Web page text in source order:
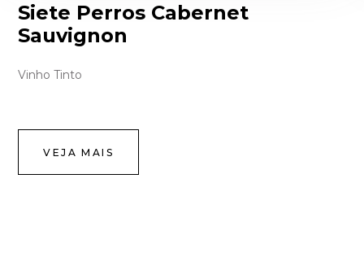
Siete Perros Cabernet
Sauvignon
Vinho Tinto
VEJA MAIS